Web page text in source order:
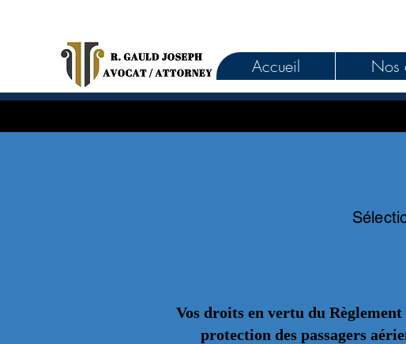
Accueil Nos
Vos droits en vertu du
protection des passagers